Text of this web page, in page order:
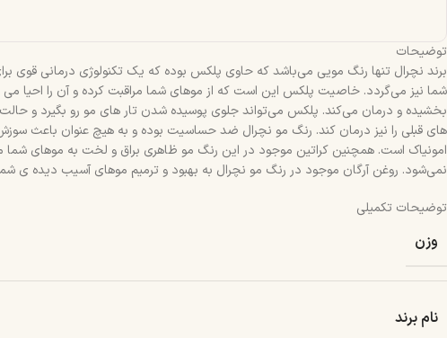
توضیحات
برند نچرال تنها رنگ مویی می‌باشد که حاوی پلکس بوده که یک تکنولوژی درمانی
شما نیز می‌گردد. خاصیت پلکس این است که از موهای شما مراقبت کرده و آن را احیا
های قبلی را نیز درمان کند. رنگ مو نچرال ضد حساسیت بوده و به هیچ عنوان باعث
امونیاک است. همچنین کراتین موجود در این رنگ مو ظاهری براق و لخت به موهای
نمی‌شود. روغن آرگان موجود در رنگ مو نچرال به بهبود و ترمیم موهای آسیب دیده ی
توضیحات تکمیلی
وزن
نام برند